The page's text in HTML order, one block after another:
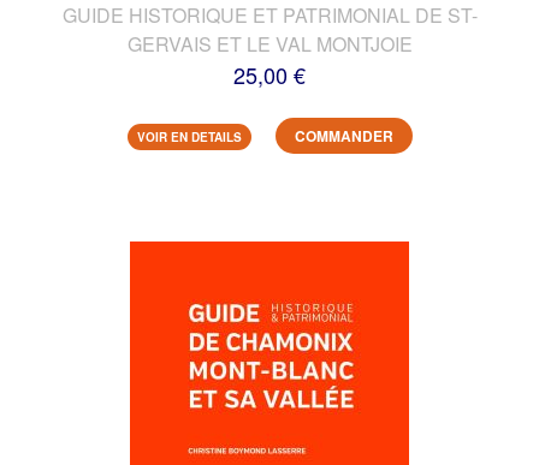
GUIDE HISTORIQUE ET PATRIMONIAL DE ST-
GERVAIS ET LE VAL MONTJOIE
25,00 €
VOIR EN DETAILS COMMANDER